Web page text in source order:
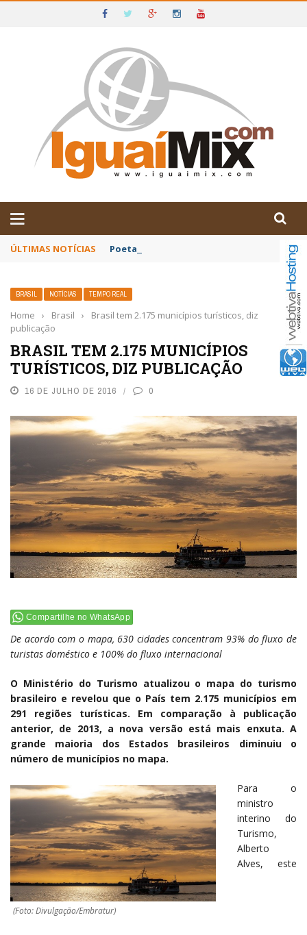
IGUAÍ E SUDOESTE DA BAHIA
ÚLTIMAS NOTÍCIAS Poetas baianos representam o Brasil no
BRASIL NOTÍCIAS TEMPO REAL
Home › Brasil ›
Brasil tem 2.175 municípios turísticos, diz
publicação
BRASIL TEM 2.175 MUNICÍPIOS
TURÍSTICOS, DIZ PUBLICAÇÃO
16 DE JULHO DE 2016 0
Compartilhe no WhatsApp
De acordo com o mapa, 630 cidades concentram 93% do fluxo de
turistas doméstico e 100% do fluxo internacional
O Ministério do Turismo atualizou o mapa do turismo
brasileiro e revelou que o País tem 2.175 municípios em
291 regiões turísticas. Em comparação à publicação
anterior, de 2013, a nova versão está mais enxuta. A
grande maioria dos Estados brasileiros diminuiu o
número de municípios no mapa.
(Foto: Divulgação/Embratur)
Para o
ministro
interino do
Turismo,
Alberto
Alves, este